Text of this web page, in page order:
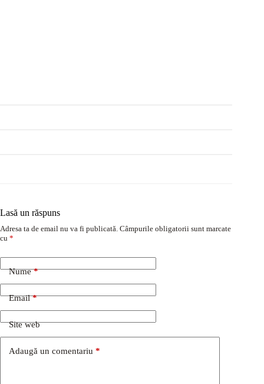
Lasă un răspuns
Adresa ta de email nu va fi publicată. Câmpurile obligatorii sunt marcate
cu *
Nume*
Email*
Site web
Adaugă un comentariu *